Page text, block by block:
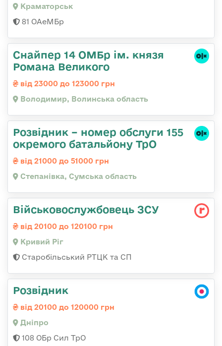
Краматорськ
81 ОАеМБр
Снайпер 14 ОМБр ім. князя
Романа Великого
від 23000 до 123000 грн
Володимир, Волинська область
Розвідник – номер обслуги 155
окремого батальйону ТрО
від 21000 до 51000 грн
Степанівка, Сумська область
Військовослужбовець ЗСУ
від 20100 до 120100 грн
Кривий Ріг
Старобільський РТЦК та СП
Розвідник
від 20100 до 120000 грн
Дніпро
108 ОБр Сил ТрО